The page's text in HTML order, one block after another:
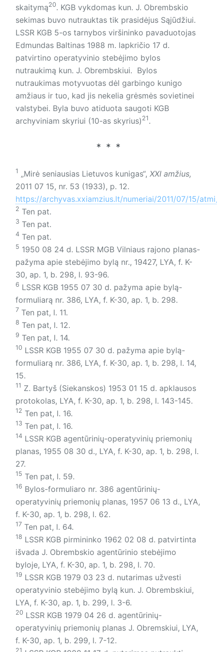
skaitymą20. KGB vykdomas kun. J. Obrembskio
sekimas buvo nutrauktas tik prasidėjus Sąjūdžiui.
LSSR KGB 5-os tarnybos viršininko pavaduotojas
Edmundas Baltinas 1988 m. lapkričio 17 d.
patvirtino operatyvinio stebėjimo bylos
nutraukimą kun. J. Obrembskiui. Bylos
nutraukimas motyvuotas dėl garbingo kunigo
amžiaus ir tuo, kad jis nekelia grėsmės sovietinei
valstybei. Byla buvo atiduota saugoti KGB
archyviniam skyriui (10-as skyrius) 21.
1 „Mirė seniausias Lietuvos kunigas“, XXI amžius,
2011 07 15, nr. 53 (1933), p. 12.
https://archyvas.xxiamzius.lt/numeriai/2011/07/15/
2 Ten pat.
3 Ten pat.
4 Ten pat.
5 1950 08 24 d. LSSR MGB Vilniaus rajono planas-
pažyma apie stebėjimo bylą nr., 19427, LYA, f. K-
30, ap. 1, b. 298, l. 93-96.
6 LSSR KGB 1955 07 30 d. pažyma apie bylą-
formuliarą nr. 386, LYA, f. K-30, ap. 1, b. 298.
7 Ten pat, l. 11.
8 Ten pat, l. 12.
9 Ten pat, l. 14.
10 LSSR KGB 1955 07 30 d. pažyma apie bylą-
formuliarą nr. 386, LYA, f. K-30, ap. 1, b. 298, l. 14,
15.
11 Z. Bartyš (Siekanskos) 1953 01 15 d. apklausos
protokolas, LYA, f. K-30, ap. 1, b. 298, l. 143-145.
12 Ten pat, l. 16.
13 Ten pat, l. 16.
14 LSSR KGB agentūrinių-operatyvinių priemonių
planas, 1955 08 30 d., LYA, f. K-30, ap. 1, b. 298, l.
27.
15 Ten pat, l. 59.
16 Bylos-formuliaro nr. 386 agen­tūrinių-
operatyvinių priemonių planas, 1957 06 13 d., LYA,
f. K-30, ap. 1, b. 298, l. 62.
17 Ten pat, l. 64.
18 LSSR KGB pirmininko 1962 02 08 d. patvirtinta
išvada J. Ob­rembs­kio agentūrinio stebėjimo
byloje, LYA, f. K-30, ap. 1, b. 298, l. 70.
19 LSSR KGB 1979 03 23 d. nutarimas užvesti
operatyvinio stebėjimo bylą kun. J. Obrembskiui,
LYA, f. K-30, ap. 1, b. 299, l. 3-6.
20 LSSR KGB 1979 04 26 d. agen­tūrinių-
operatyvinių priemonių planas J. Obremskiui, LYA,
f. K-30, ap. 1, b. 299, l. 7-12.
21